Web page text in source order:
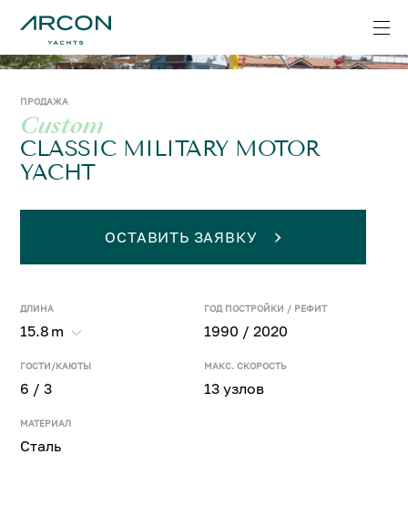
ПРОДАЖА
Custom
CLASSIC MILITARY MOTOR
YACHT
ДЛИНА
15.8 m
ГОД ПОСТРОЙКИ / РЕФИТ
1990 / 2020
ГОСТИ/КАЮТЫ
6 / 3
МАКС. СКОРОСТЬ
13 узлов
МАТЕРИАЛ
Сталь
ОСТАВИТЬ ЗАЯВКУ